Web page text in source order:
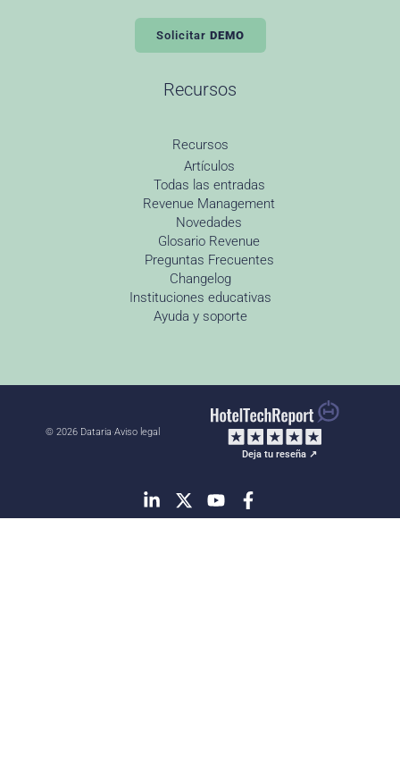
Solicitar DEMO
Recursos
Recursos
Artículos
Todas las entradas
Revenue Management
Novedades
Glosario Revenue
Preguntas Frecuentes
Changelog
Instituciones educativas
Ayuda y soporte
© 2026 Dataria·Aviso legal
Deja tu reseña ↗